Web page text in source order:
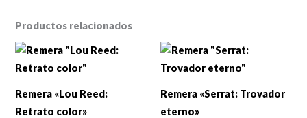
Productos relacionados
Remera «Lou Reed:
Retrato color»
Remera «Serrat: Trovador
eterno»